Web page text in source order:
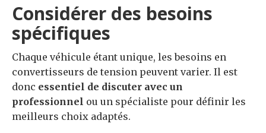
Considérer des besoins
spécifiques
Chaque véhicule étant unique, les besoins en
convertisseurs de tension peuvent varier. Il est
donc essentiel de discuter avec un
professionnel ou un spécialiste pour définir les
meilleurs choix adaptés.